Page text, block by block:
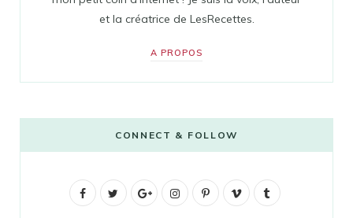
et la créatrice de LesRecettes.
A PROPOS
CONNECT & FOLLOW
F
G
I
P
V